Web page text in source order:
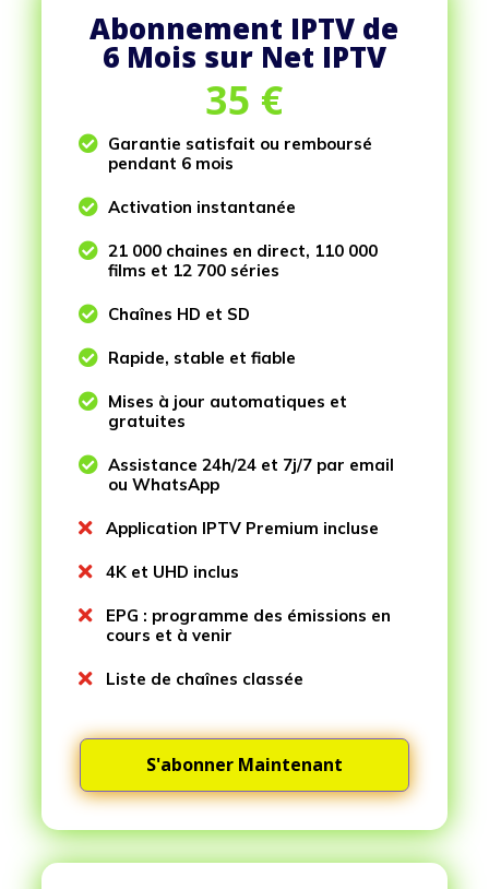
Abonnement IPTV de
6 Mois sur Net IPTV
35 €
 Garantie satisfait ou remboursé
pendant 6 mois
 Activation instantanée
 21 000 chaines en direct, 110 000
films et 12 700 séries
 Chaînes HD et SD
 Rapide, stable et fiable
 Mises à jour automatiques et
gratuites
 Assistance 24h/24 et 7j/7 par email
ou WhatsApp
 Application IPTV Premium incluse
 4K et UHD inclus

EPG : programme des émissions en
cours et à venir
 Liste de chaînes classée
S'abonner Maintenant